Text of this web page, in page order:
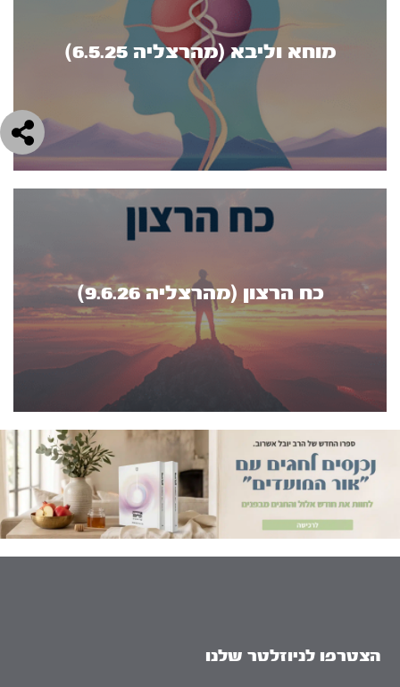
מוחא וליבא (מהרצליה 6.5.25)
כח הרצון (מהרצליה 9.6.26)
הצטרפו לניוזלטר שלנו